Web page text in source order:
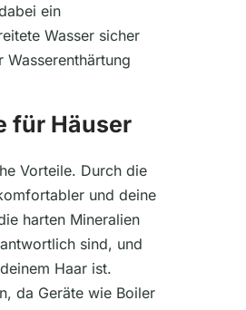
ein
Wasser sicher
für Häuser
Vorteile. Durch die
und deine
harten Mineralien
sind, und
Haar ist.
da Geräte wie Boiler